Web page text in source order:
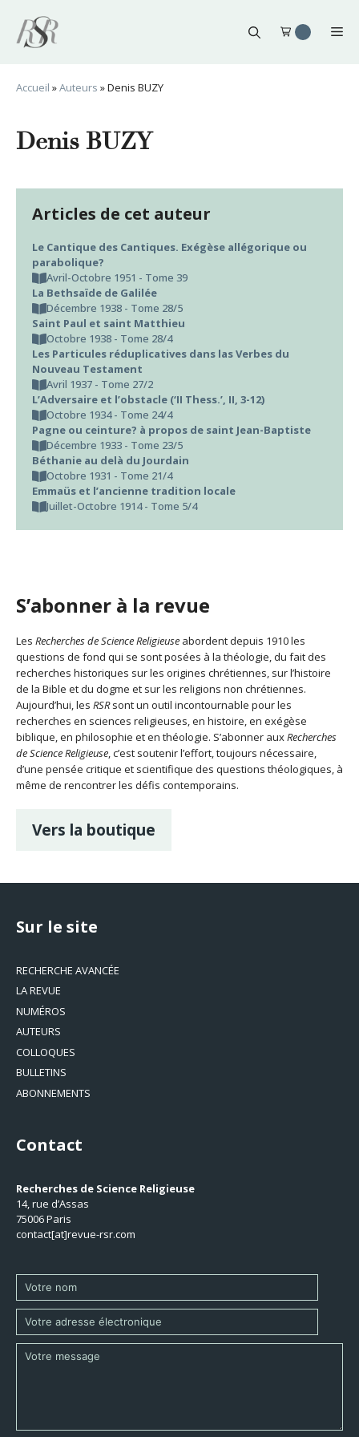
contenu
Accueil »Auteurs »Denis BUZY
Denis BUZY
Articles de cet auteur
Le Cantique des Cantiques. Exégèse allégorique ou
parabolique?
Avril-Octobre 1951 - Tome 39
La Bethsaïde de Galilée
Décembre 1938 - Tome 28/5
Saint Paul et saint Matthieu
Octobre 1938 - Tome 28/4
Les Particules réduplicatives dans las Verbes du
Nouveau Testament
Avril 1937 - Tome 27/2
L’Adversaire et l’obstacle (‘II Thess.’, II, 3-12)
Octobre 1934 - Tome 24/4
Pagne ou ceinture? à propos de saint Jean-Baptiste
Décembre 1933 - Tome 23/5
Béthanie au delà du Jourdain
Octobre 1931 - Tome 21/4
Emmaüs et l’ancienne tradition locale
Juillet-Octobre 1914 - Tome 5/4
S’abonner à la revue
Les Recherches de Science Religieuse abordent depuis 1910 les
questions de fond qui se sont posées à la théologie, du fait des
recherches historiques sur les origines chrétiennes, sur l’histoire
de la Bible et du dogme et sur les religions non chrétiennes.
Aujourd’hui, les RSRsont un outil incontournable pour les
recherches en sciences religieuses, en histoire, en exégèse
biblique, en philosophie et en théologie. S’abonner auxRecherches
de Science Religieuse, c’est soutenir l’effort, toujours nécessaire,
d’une pensée critique et scientifique des questions théologiques, à
même de rencontrer les défis contemporains.
Vers la boutique
Sur le site
RECHERCHE AVANCÉE
LA REVUE
NUMÉROS
AUTEURS
COLLOQUES
BULLETINS
ABONNEMENTS
Contact
Recherches de Science Religieuse
14, rue d’Assas
75006 Paris
contact[at]revue-rsr.com